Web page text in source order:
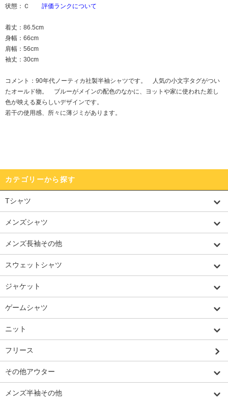
状態：Ｃ 評価ランクについて
着丈：86.5cm
身幅：66cm
肩幅：56cm
袖丈：30cm
コメント：90年代ノーティカ社製半袖シャツです。 人気の小文字タグがつい
たオールド物。 ブルーがメインの配色のなかに、ヨットや家に使われた差し
色が映える夏らしいデザインです。
若干の使用感、所々に薄ジミがあります。
カテゴリーから探す
Tシャツ
メンズシャツ
メンズ長袖その他
スウェットシャツ
ジャケット
ゲームシャツ
ニット
フリース
その他アウター
メンズ半袖その他